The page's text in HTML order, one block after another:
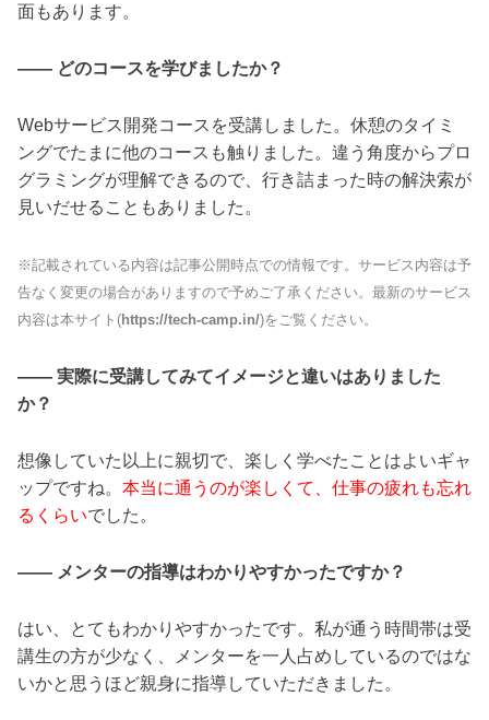
面もあります。
―― どのコースを学びましたか？
Webサービス開発コースを受講しました。休憩のタイミ
ングでたまに他のコースも触りました。違う角度からプロ
グラミングが理解できるので、行き詰まった時の解決索が
見いだせることもありました。
※記載されている内容は記事公開時点での情報です。サービス内容は予
告なく変更の場合がありますので予めご了承ください。最新のサービス
内容は本サイト(https://tech-camp.in/)をご覧ください。
―― 実際に受講してみてイメージと違いはありました
か？
想像していた以上に親切で、楽しく学べたことはよいギャ
ップですね。 本当に通うのが楽しくて、仕事の疲れも忘れ
るくらいでした。
―― メンターの指導はわかりやすかったですか？
はい、とてもわかりやすかったです。私が通う時間帯は受
講生の方が少なく、メンターを一人占めしているのではな
いかと思うほど親身に指導していただきました。